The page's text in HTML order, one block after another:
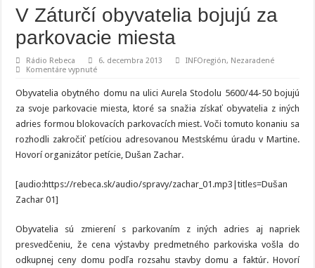
V Záturčí obyvatelia bojujú za
parkovacie miesta
Rádio Rebeca 6. decembra 2013 INFOregión, Nezaradené
Komentáre vypnuténa
Záturčí
obyvatelia
bojujú
za
parkovacie
Obyvatelia obytného domu na ulici Aurela Stodolu 5600/44-50 bojujú
za svoje parkovacie miesta, ktoré sa snažia získať obyvatelia z iných
adries formou blokovacích parkovacích miest. Voči tomuto konaniu sa
rozhodli zakročiť petíciou adresovanou Mestskému úradu v Martine.
Hovorí organizátor petície, Dušan Zachar.
[audio:https://rebeca.sk/audio/spravy/zachar_01.mp3|titles=Dušan
Zachar 01]
Obyvatelia sú zmierení s parkovaním z iných adries aj napriek
presvedčeniu, že cena výstavby predmetného parkoviska vošla do
odkupnej ceny domu podľa rozsahu stavby domu a faktúr. Hovorí